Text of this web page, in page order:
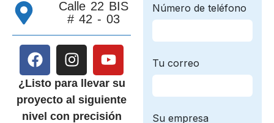
Calle 22 BIS
# 42 - 03
¿Listo para llevar su
proyecto al siguiente
nivel con precisión